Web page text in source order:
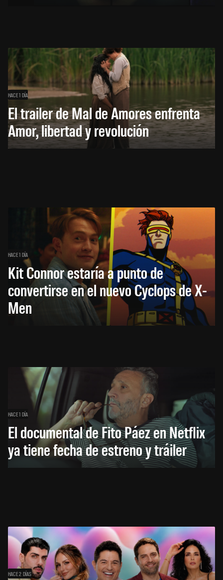
HACE 1 DÍA
El trailer de Mal de Amores enfrenta
Amor, libertad y revolución
HACE 1 DÍA
Kit Connor estaría a punto de
convertirse en el nuevo Cyclops de X-
Men
HACE 1 DÍA
El documental de Fito Páez en Netflix
ya tiene fecha de estreno y tráiler
HACE 2 DÍAS